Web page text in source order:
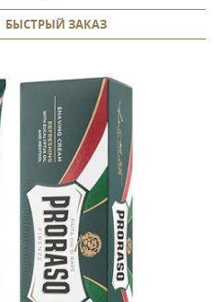
БЫСТРЫЙ ЗАКАЗ